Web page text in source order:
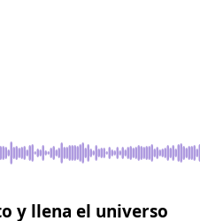
y llena el universo